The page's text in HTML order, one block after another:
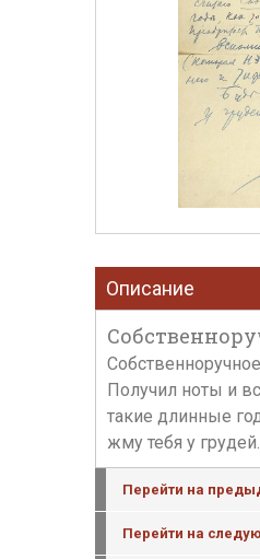
Описание
Получил ноты и
такие длинные
жму тебя у
Перейти на
Перейти на